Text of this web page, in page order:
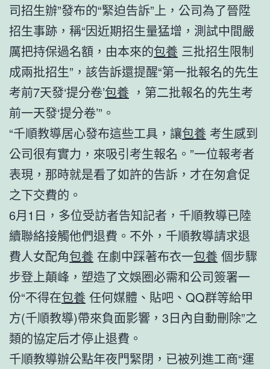
司招生辦”發布的“緊迫告訴”上，公司為了晉陞
招生事跡，稱“因近期招生量猛增，測試中間嚴
厲把持保過名額，由本來的包養 三批招生限制
成兩批招生”，該告訴還提醒“第一批報名的先生
考前7天發‘提分卷’包養 ，第二批報名的先生考
前一天發‘提分卷’”。
“千順教導居心發布這些工具，讓包養 考生感到
公司很有實力，來吸引考生報名。”一位報考者
表現，那時就是看了如許的告訴，才在匆倉促
之下交費的。
6月1日，多位受訪者告知記者，千順教導已陸
續聯絡接觸他們退費。不外，千順教導請求退
費人女配角包養 在劇中踩著布衣一包養 個步驟
步登上顛峰，塑造了文娛圈必需和公司簽署一
份“不得在包養 任何媒體、貼吧、QQ群等給甲
方(千順教導)帶來負面影響，3日內自動刪除”之
類的協定后才停止退費。
千順教導辦公點年夜門緊閉，已被列進工商“運